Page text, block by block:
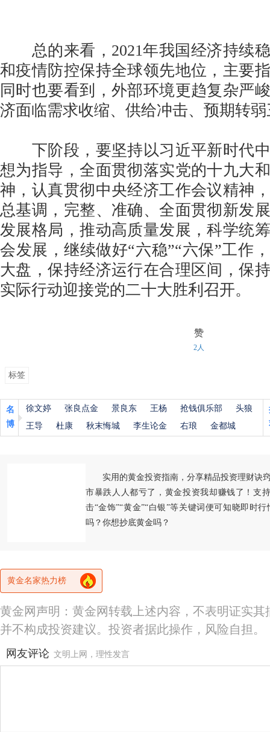
总的来看，2021年我国经济持续
和疫情防控保持全球领先地位，主要
同时也要看到，外部环境更趋复杂严
济面临需求收缩、供给冲击、预期转
下阶段，要坚持以习近平新时代中
想为指导，全面贯彻落实党的十九大
神，认真贯彻中央经济工作会议精神
总基调，完整、准确、全面贯彻新发
发展格局，推动高质量发展，科学统
会发展，继续做好“六稳”“六保”工作
大盘，保持经济运行在合理区间，保
实际行动迎接党的二十大胜利召开。
赞
2人
标签
名
博
徐文婷 张良点金 景良东 王杨 抢钱俱乐部
头狼
王导
杜康 秋末悔城 李生论金 右琅 金都城
实用的黄金投资指南，分享精品投资理财诀
市暴跌人人都亏了，黄金投资我却赚钱了！支
击“金饰”“黄金”“白银”等关键词便可知晓即时
吗？你想抄底黄金吗？
黄金名家热力榜
黄金网声明：黄金网转载上述内容，不表明证实
并不构成投资建议。投资者据此操作，风险自担。
网友评论 文明上网，理性发言